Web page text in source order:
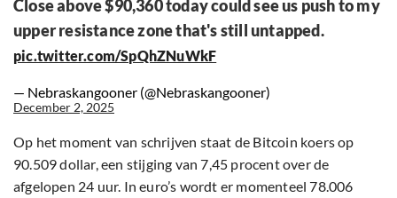
Close above $90,360 today could see us push to my
upper resistance zone that's still untapped.
pic.twitter.com/SpQhZNuWkF
— Nebraskangooner (@Nebraskangooner)
December 2, 2025
Op het moment van schrijven staat de Bitcoin koers op
90.509 dollar, een stijging van 7,45 procent over de
afgelopen 24 uur. In euro’s wordt er momenteel 78.006